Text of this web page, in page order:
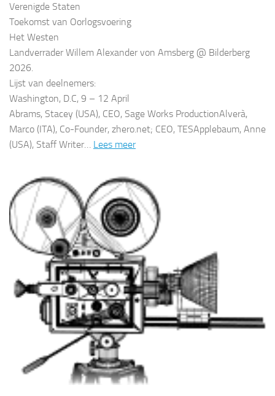
Verenigde Staten
Toekomst van Oorlogsvoering
Het Westen
Landverrader Willem Alexander von Amsberg @ Bilderberg
2026.
Lijst van deelnemers:
Washington, D.C, 9 – 12 April
Abrams, Stacey (USA), CEO, Sage Works ProductionAlverà,
Marco (ITA), Co-Founder, zhero.net; CEO, TESApplebaum, Anne
(USA), Staff Writer… Lees meer